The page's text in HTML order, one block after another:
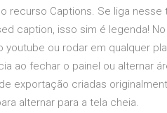
recurso Captions. Se liga
caption, isso sim é legenda!
youtube ou rodar em qualquer
ao fechar o painel ou alternar
exportação criadas
alternar para a tela cheia.